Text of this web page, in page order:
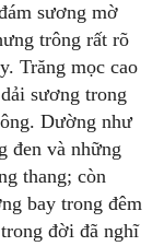
sương mờ
trông rất rõ
Trăng mọc cao
sương trong
Dường như
đen và những
thang; còn
bay trong đêm
đời đã nghĩ